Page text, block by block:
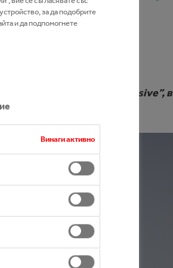
въпросите на сп. “Progressive”, в
за да подобрите
и да подпомогнете
Винаги активно